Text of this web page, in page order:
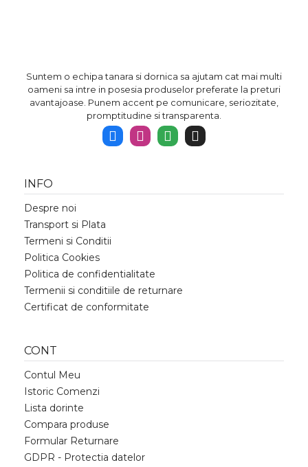
Suntem o echipa tanara si dornica sa ajutam cat mai multi
oameni sa intre in posesia produselor preferate la preturi
avantajoase. Punem accent pe comunicare, seriozitate,
promptitudine si transparenta.
INFO
Despre noi
Transport si Plata
Termeni si Conditii
Politica Cookies
Politica de confidentialitate
Termenii si conditiile de returnare
Certificat de conformitate
CONT
Contul Meu
Istoric Comenzi
Lista dorinte
Compara produse
Formular Returnare
GDPR - Protectia datelor